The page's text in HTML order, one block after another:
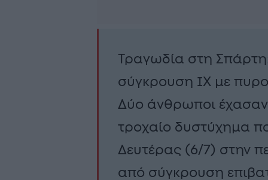
Τραγωδία στη
σύγκρουση ΙΧ με
Δύο άνθρωποι
τροχαίο δυστύχημα
Δευτέρας (6/7) στην
από σύγκρουση